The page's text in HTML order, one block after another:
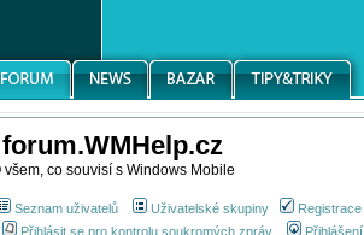
forum.WMHelp.cz
všem, co souvisí s Windows Mobile
Seznam uživatelů Uživatelské skupiny
Registrace
Přihlásit se pro kontrolu soukromých zpráv Přihlášení